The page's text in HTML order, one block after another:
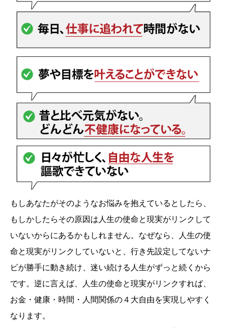
もしあなたがそのようなお悩みを抱えているとしたら、
もしかしたらその原因は人生の使命と現実がリンクして
いないからにあるかもしれません。なぜなら、人生の使
命と現実がリンクしていないと、行き先設定してないナ
ビが勝手に動き続け、迷い続ける人生がずっと続くから
です。逆に言えば、人生の使命と現実がリンクすれば、
お金・健康・時間・人間関係の４大自由を実現しやすく
なります。